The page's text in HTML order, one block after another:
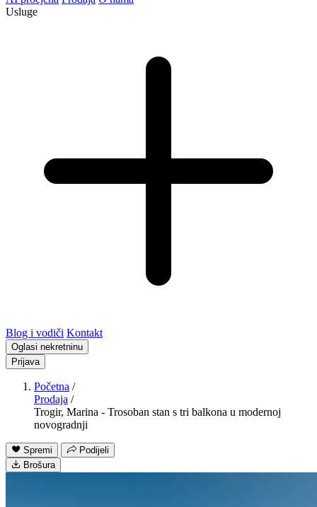
Usluge
Blog i vodiči Kontakt
Oglasi nekretninu
Prijava
Početna /
Prodaja /
Trogir, Marina - Trosoban stan s tri balkona u modernoj
novogradnji
Spremi
Podijeli
Brošura